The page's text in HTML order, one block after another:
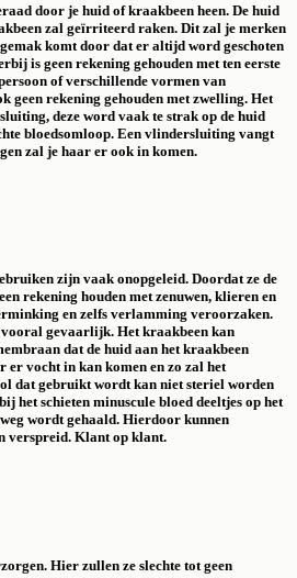
door je huid of kraakbeen heen. De huid
zal geïrriteerd raken. Dit zal je merken
komt door dat er altijd word geschoten
is geen rekening gehouden met ten eerste
of verschillende vormen van
geen rekening gehouden met zwelling. Het
deze word vaak te strak op de huid
bloedsomloop. Een vlindersluiting vangt
zal je haar er ook in komen.
zijn vaak onopgeleid. Doordat ze de
rekening houden met zenuwen, klieren en
en zelfs verlamming veroorzaken.
vooral gevaarlijk. Het kraakbeen kan
dat de huid aan het kraakbeen
er vocht in kan komen en zo zal het
dat gebruikt wordt kan niet steriel worden
het schieten minuscule bloed deeltjes op het
wordt gehaald. Hierdoor kunnen
verspreid. Klant op klant.
Hier zullen ze slechte tot geen